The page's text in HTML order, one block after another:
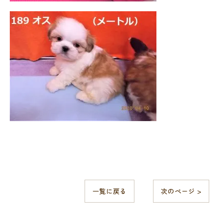
一覧に戻る 次のページ >